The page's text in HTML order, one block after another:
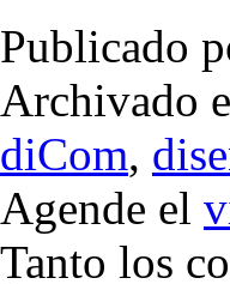
Publicado
Archivado
diCom,
Agende el
Tanto los